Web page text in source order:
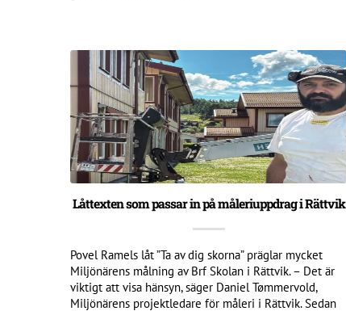
Låttexten som passar in på måleriuppdrag i Rättvik
Povel Ramels låt ”Ta av dig skorna” präglar mycket
Miljönärens målning av Brf Skolan i Rättvik. – Det är
viktigt att visa hänsyn, säger Daniel Tømmervold,
Miljönärens projektledare för måleri i Rättvik. Sedan